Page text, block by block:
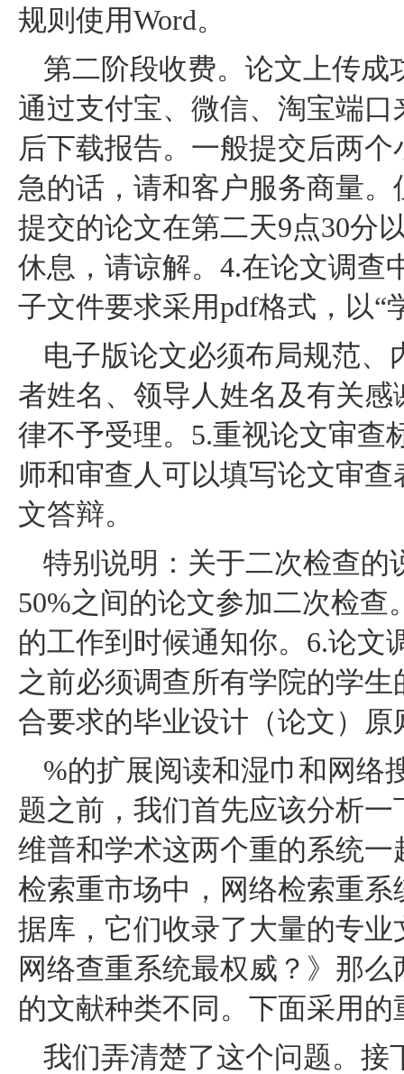
规则使用Word。
第二阶段收费。论文上传
通过支付宝、微信、淘宝端
后下载报告。一般提交后两
急的话，请和客户服务商量
提交的论文在第二天9点30分
休息，请谅解。4.在论文调查
子文件要求采用pdf格式，以“
电子版论文必须布局规范
者姓名、领导人姓名及有关
律不予受理。5.重视论文审查
师和审查人可以填写论文审
文答辩。
特别说明：关于二次检查的
50%之间的论文参加二次检
的工作到时候通知你。6.论文
之前必须调查所有学院的学
合要求的毕业设计（论文）
%的扩展阅读和湿巾和网络
题之前，我们首先应该分析
维普和学术这两个重的系统
检索重市场中，网络检索重
据库，它们收录了大量的专
网络查重系统最权威？》那
的文献种类不同。下面采用
我们弄清楚了这个问题。接